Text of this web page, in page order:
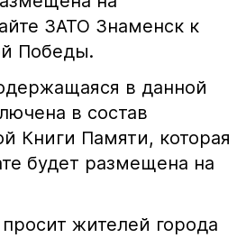
ЗАТО Знаменск к
Победы.
в данной
в состав
Книги Памяти, которая
будет размещена на
жителей города